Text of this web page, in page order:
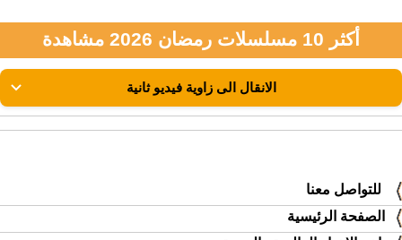
أكثر 10 مسلسلات رمضان 2026 مشاهدة
للتواصل معنا
الصفحة الرئيسية